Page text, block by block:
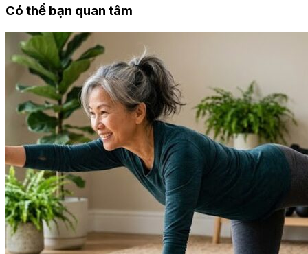
Có thể bạn quan tâm